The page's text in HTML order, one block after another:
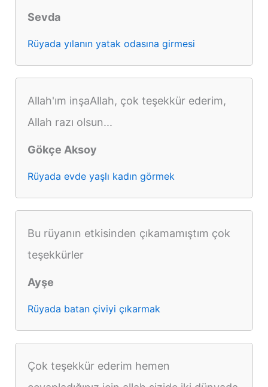
Sevda
Rüyada yılanın yatak odasına girmesi
Allah'ım inşaAllah, çok teşekkür ederim,
Allah razı olsun...
Gökçe Aksoy
Rüyada evde yaşlı kadın görmek
Bu rüyanın etkisinden çıkamamıştım çok
teşekkürler
Ayşe
Rüyada batan çiviyi çıkarmak
Çok teşekkür ederim hemen